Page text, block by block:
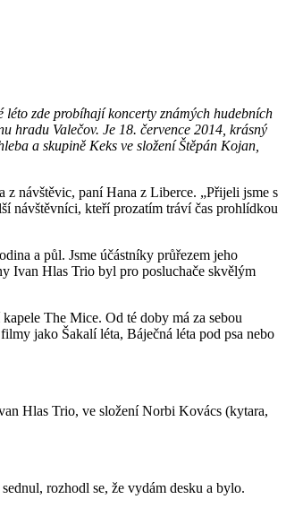
zde probíhají koncerty známých hudebních
hradu Valečov. Je 18. července 2014, krásný
a skupině Keks ve složení Štěpán Kojan,
návštěvic, paní Hana z Liberce. „Přijeli jsme s
návštěvníci, kteří prozatím tráví čas prohlídkou
a půl. Jsme účástníky průřezem jeho
Ivan Hlas Trio byl pro posluchače skvělým
The Mice. Od té doby má za sebou
jako Šakalí léta, Báječná léta pod psa nebo
Hlas Trio, ve složení Norbi Kovács (kytara,
rozhodl se, že vydám desku a bylo.